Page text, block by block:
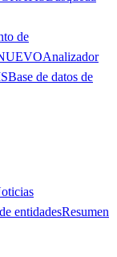
de
Analizador
Base de datos de
entidadesResumen